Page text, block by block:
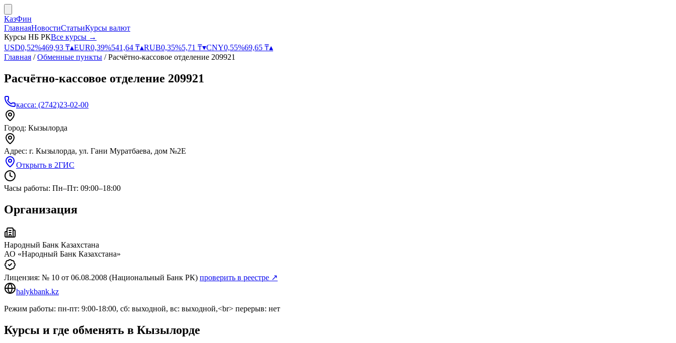
КазФин
ГлавнаяНовостиСтатьиКурсы валют
Курсы НБ РКВсе курсы →
USD0,52%469,93 ₸▴EUR0,39%541,64 ₸▴RUB0,35%5,71 ₸▾CNY0,55%69,65 ₸▴
Главная /Обменные пункты /Расчётно-кассовое отделение 209921
Расчётно-кассовое отделение 209921
касса: (2742)23-02-00
Город: Кызылорда
Адрес: г. Кызылорда, ул. Гани Муратбаева, дом №2Е
Открыть в 2ГИС
Часы работы: Пн–Пт: 09:00–18:00
Организация
Народный Банк Казахстана
АО «Народный Банк Казахстана»
Лицензия: № 10 от 06.08.2008 (Национальный Банк РК) проверить в реестре ↗
halykbank.kz
Режим работы: пн-пт: 9:00-18:00, сб: выходной, вс: выходной,<br> перерыв: нет
Курсы и где обменять в Кызылорде